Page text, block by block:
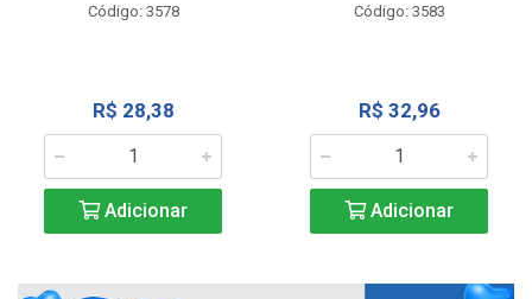
Código: 3578
R$ 28,38
Adicionar
Código: 3583
R$ 32,96
Adicionar